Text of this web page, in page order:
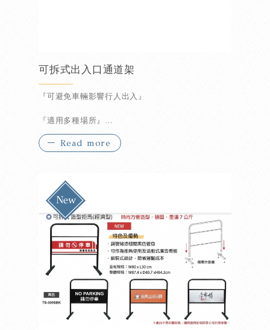
可拆式出入口通道架
『可避免車輛影響行人出入』
『適用多種場所』
『組裝式設計可節省運輸成本』
Read more